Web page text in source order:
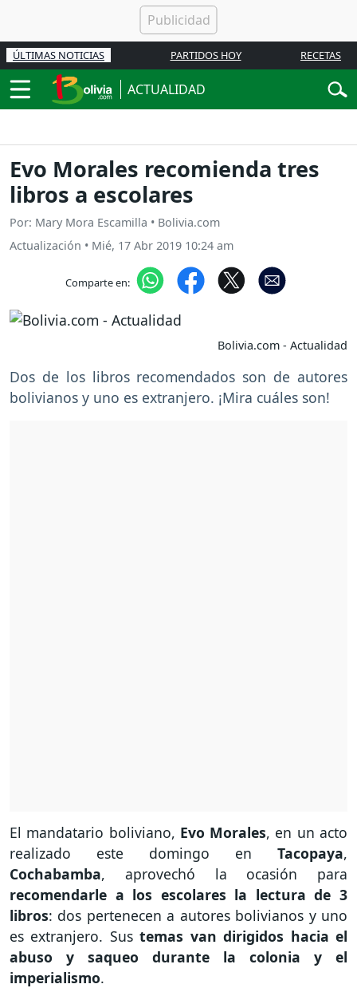
ÚLTIMAS NOTICIAS PARTIDOS HOY RECETAS
ACTUALIDAD
Evo Morales recomienda tres
libros a escolares
Por: Mary Mora Escamilla • Bolivia.com
Actualización • Mié, 17 Abr 2019 10:24 am
Comparte en:
Bolivia.com - Actualidad
Dos de los libros recomendados son de autores
bolivianos y uno es extranjero. ¡Mira cuáles son!
El mandatario boliviano, Evo Morales, en un acto
realizado este domingo en Tacopaya,
Cochabamba, aprovechó la ocasión para
recomendarle a los escolares la lectura de 3
libros: dos pertenecen a autores bolivianos y uno
es extranjero. Sustemas van dirigidos hacia el
abuso y saqueo durante la colonia y el
imperialismo.